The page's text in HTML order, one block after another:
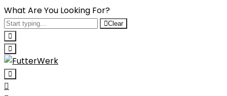
What Are You Looking For?
Clear